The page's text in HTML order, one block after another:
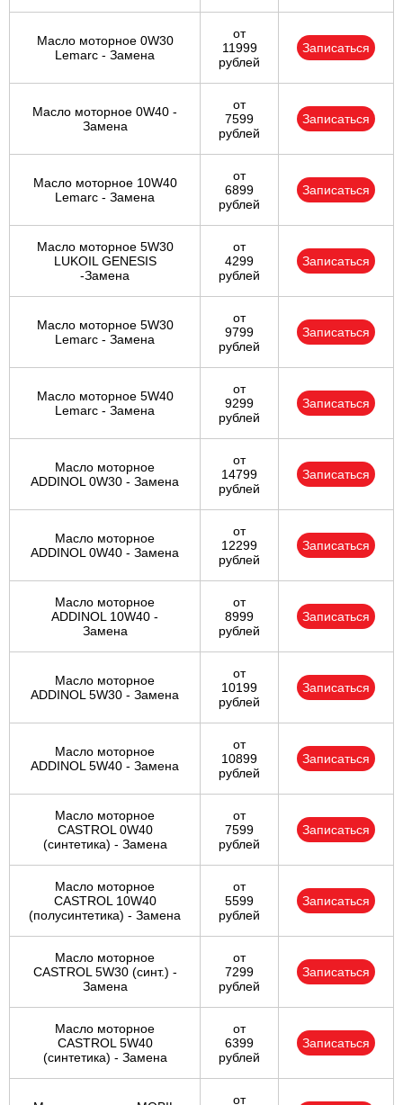
Масло моторное 0W30
Lemarc - Замена
от
11999
рублей
Записаться
Масло моторное 0W40 -
Замена
от
7599
рублей
Записаться
Масло моторное 10W40
Lemarc - Замена
от
6899
рублей
Записаться
Масло моторное 5W30
LUKOIL GENESIS
-Замена
от
4299
рублей
Записаться
Масло моторное 5W30
Lemarc - Замена
от
9799
рублей
Записаться
Масло моторное 5W40
Lemarc - Замена
от
9299
рублей
Записаться
Масло моторное
ADDINOL 0W30 - Замена
от
14799
рублей
Записаться
Масло моторное
ADDINOL 0W40 - Замена
от
12299
рублей
Записаться
Масло моторное
ADDINOL 10W40 -
Замена
от
8999
рублей
Записаться
Масло моторное
ADDINOL 5W30 - Замена
от
10199
рублей
Записаться
Масло моторное
ADDINOL 5W40 - Замена
от
10899
рублей
Записаться
Масло моторное
CASTROL 0W40
(синтетика) - Замена
от
7599
рублей
Записаться
Масло моторное
CASTROL 10W40
(полусинтетика) - Замена
от
5599
рублей
Записаться
Масло моторное
CASTROL 5W30 (синт.) -
Замена
от
7299
рублей
Записаться
Масло моторное
CASTROL 5W40
(синтетика) - Замена
от
6399
рублей
Записаться
от